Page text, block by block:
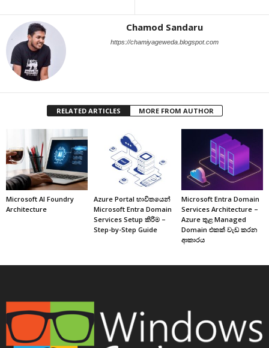
Chamod Sandaru
https://chamiyageweda.blogspot.com
RELATED ARTICLES MORE FROM AUTHOR
Microsoft AI Foundry
Architecture
Azure Portal භාවිතයෙන්
Microsoft Entra Domain
Services Setup කිරීම –
Step-by-Step Guide
Microsoft Entra Domain
Services Architecture –
Azure තුළ Managed
Domain එකක් වැඩ කරන
ආකාරය